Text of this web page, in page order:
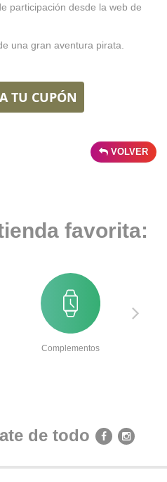
participación desde la web de
una gran aventura pirata.
TU CUPÓN
VOLVER
favorita:
Complementos
de todo